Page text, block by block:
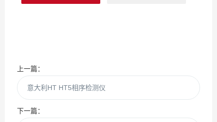
上一篇：
意大利HT HT5相序检测仪
下一篇：